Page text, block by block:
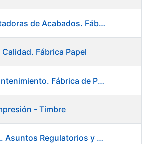
Ayudante Cortadoras de Acabados. Fábrica de Papel
Fábrica Papel
Técnico de Mantenimiento. Fábrica de Papel
- Timbre
Jefe de Área A. Asuntos Regulatorios y Relaciones Institucionales